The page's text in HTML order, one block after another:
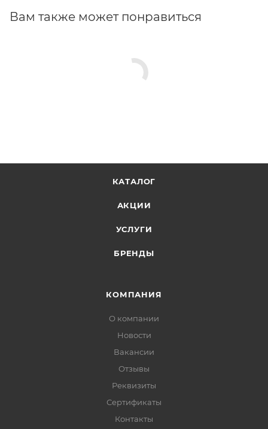
Вам также может понравиться
КАТАЛОГ
АКЦИИ
УСЛУГИ
БРЕНДЫ
КОМПАНИЯ
О компании
Новости
Вакансии
Отзывы
Реквизиты
Сертификаты
Контакты